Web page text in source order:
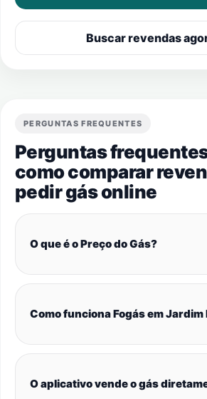
Buscar revendas
PERGUNTAS FREQUENTES
Perguntas
como comparar
pedir gás online
O que é o Preço do Gás?
Como funciona Fogás em Jardim
O aplicativo vende o gás